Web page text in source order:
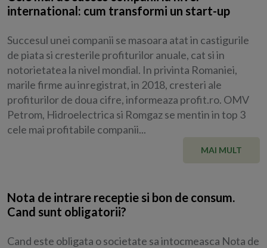
international: cum transformi un start-up
Succesul unei companii se masoara atat in castigurile
de piata si cresterile profiturilor anuale, cat si in
notorietatea la nivel mondial. In privinta Romaniei,
marile firme au inregistrat, in 2018, cresteri ale
profiturilor de doua cifre, informeaza profit.ro. OMV
Petrom, Hidroelectrica si Romgaz se mentin in top 3
cele mai profitabile companii...
MAI MULT
Nota de intrare receptie si bon de consum.
Cand sunt obligatorii?
Cand este obligata o societate sa intocmeasca Nota de